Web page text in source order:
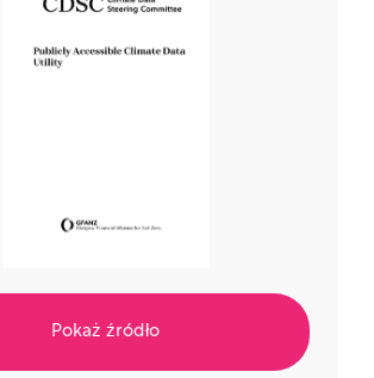
Pokaż źródło